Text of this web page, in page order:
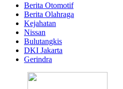
Berita Otomotif
Berita Olahraga
Kejahatan
Nissan
Bulutangkis
DKI Jakarta
Gerindra